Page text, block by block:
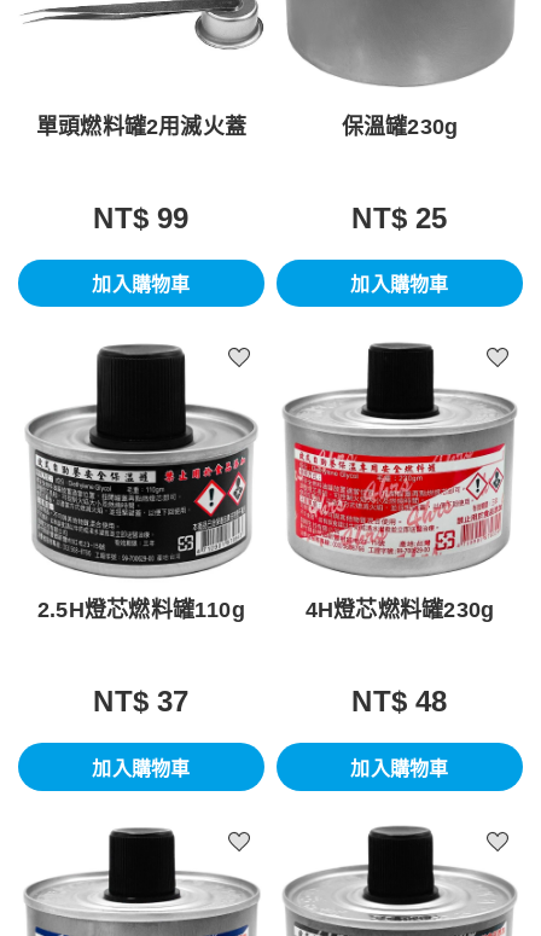
單頭燃料罐2用滅火蓋
NT$ 99
加入購物車
保溫罐230g
NT$ 25
加入購物車
2.5H燈芯燃料罐110g
NT$ 37
加入購物車
4H燈芯燃料罐230g
NT$ 48
加入購物車